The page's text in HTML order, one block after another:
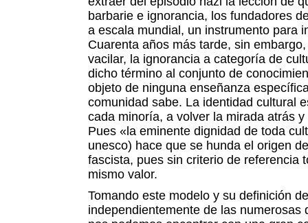
barbarie e ignorancia, los fundadores
a escala mundial, un instrumento para
Cuarenta años más tarde, sin
vacilar, la ignorancia a categoría de
dicho término al conjunto de
objeto de ninguna enseñanza
comunidad sabe. La identidad cultural
cada minoría, a volver la mirada atrás
Pues «la eminente dignidad de toda
unesco) hace que se hunda el origen
fascista, pues sin criterio de referencia
mismo valor.
Tomando este modelo y su definición
independientemente de las numerosas